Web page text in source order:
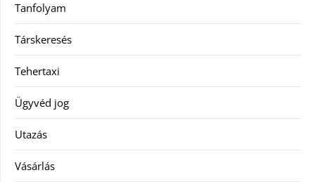
Tanfolyam
Társkeresés
Tehertaxi
Ügyvéd jog
Utazás
Vásárlás